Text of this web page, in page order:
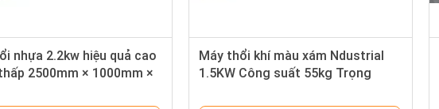
nhựa 2.2kw hiệu quả cao
2500mm × 1000mm ×
Máy thổi khí màu xám Ndustrial
1.5KW Công suất 55kg Trọng